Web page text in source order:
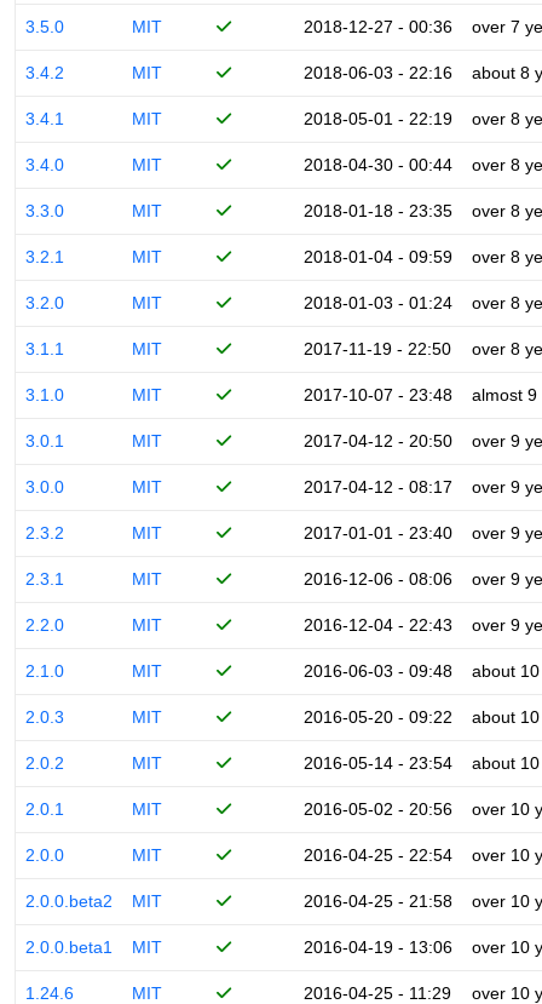
3.5.0 MIT 2018-12-27 - 00:36 over 7
3.4.2 MIT 2018-06-03 - 22:16 about 8
3.4.1 MIT 2018-05-01 - 22:19 over 8
3.4.0 MIT 2018-04-30 - 00:44 over 8
3.3.0 MIT 2018-01-18 - 23:35 over 8
3.2.1 MIT 2018-01-04 - 09:59 over 8
3.2.0 MIT 2018-01-03 - 01:24 over 8
3.1.1 MIT 2017-11-19 - 22:50 over 8
3.1.0 MIT 2017-10-07 - 23:48 almost 9
3.0.1 MIT 2017-04-12 - 20:50 over 9
3.0.0 MIT 2017-04-12 - 08:17 over 9
2.3.2 MIT 2017-01-01 - 23:40 over 9
2.3.1 MIT 2016-12-06 - 08:06 over 9
2.2.0 MIT 2016-12-04 - 22:43 over 9
2.1.0 MIT 2016-06-03 - 09:48 about
2.0.3 MIT 2016-05-20 - 09:22 about
2.0.2 MIT 2016-05-14 - 23:54 about
2.0.1 MIT 2016-05-02 - 20:56 over 10
2.0.0 MIT 2016-04-25 - 22:54 over 10
2.0.0.beta2 MIT 2016-04-25 - 21:58 over 10
2.0.0.beta1 MIT 2016-04-19 - 13:06 over 10
1.24.6 MIT 2016-04-25 - 11:29 over 10